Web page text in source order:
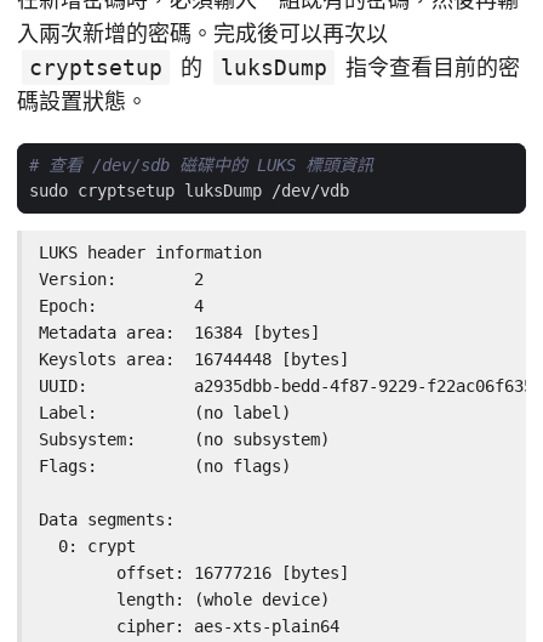
入兩次新增的密碼。完成後可以再次以
cryptsetup
的 luksDump
指令查看目前的密
碼設置狀態。
# 查看 /dev/sdb 磁碟中的 LUKS 標頭資訊
LUKS header information
Version:        2
Epoch:          4
Metadata area:  16384 [bytes]
Keyslots area:  16744448 [bytes]
UUID:           a2935dbb-bedd-4f87-9229-f22ac06f6350
Label:          (no label)
Subsystem:      (no subsystem)
Flags:          (no flags)
Data segments:
  0: crypt
        offset: 16777216 [bytes]
        length: (whole device)
        cipher: aes-xts-plain64